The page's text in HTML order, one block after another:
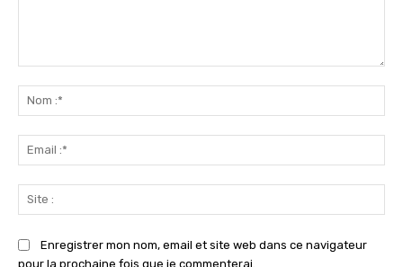
:*
:*
:
Enregistrer mon nom, email et site web dans ce navigateur
pour la prochaine fois que je commenterai.